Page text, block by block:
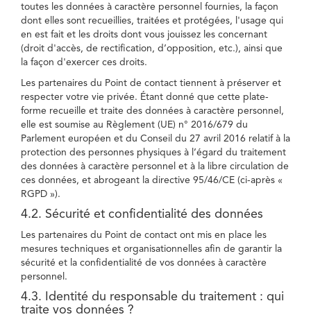
toutes les données à caractère personnel fournies, la façon
dont elles sont recueillies, traitées et protégées, l'usage qui
en est fait et les droits dont vous jouissez les concernant
(droit d'accès, de rectification, d’opposition, etc.), ainsi que
la façon d'exercer ces droits.
Les partenaires du Point de contact tiennent à préserver et
respecter votre vie privée. Étant donné que cette plate-
forme recueille et traite des données à caractère personnel,
elle est soumise au Règlement (UE) n° 2016/679 du
Parlement européen et du Conseil du 27 avril 2016 relatif à la
protection des personnes physiques à l’égard du traitement
des données à caractère personnel et à la libre circulation de
ces données, et abrogeant la directive 95/46/CE (ci-après «
RGPD »).
4.2. Sécurité et confidentialité des données
Les partenaires du Point de contact ont mis en place les
mesures techniques et organisationnelles afin de garantir la
sécurité et la confidentialité de vos données à caractère
personnel.
4.3. Identité du responsable du traitement : qui
traite vos données ?